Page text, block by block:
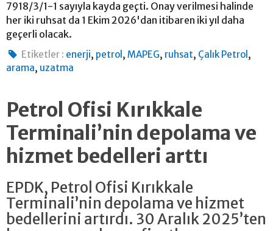
7918/3/1-1 sayıyla kayda geçti. Onay verilmesi halinde
her iki ruhsat da 1 Ekim 2026'dan itibaren iki yıl daha
geçerli olacak.
Etiketler : enerji, petrol ,MAPEG, ruhsat, Çalık Petrol ,
arama, uzatma
Petrol Ofisi Kırıkkale
Terminali’nin depolama ve
hizmet bedelleri arttı
EPDK, Petrol Ofisi Kırıkkale
Terminali’nin depolama ve hizmet
bedellerini artırdı. 30 Aralık 2025’ten